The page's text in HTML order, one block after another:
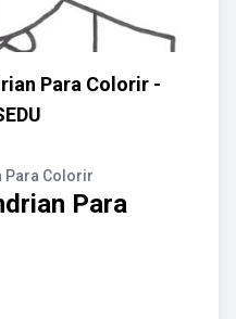
Para Colorir -
Para Colorir
Para